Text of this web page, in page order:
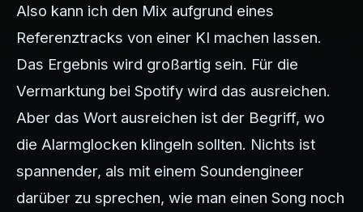
Also kann ich den Mix aufgrund eines
Referenztracks von einer KI machen lassen.
Das Ergebnis wird großartig sein. Für die
Vermarktung bei Spotify wird das ausreichen.
Aber das Wort ausreichen ist der Begriff, wo
die Alarmglocken klingeln sollten. Nichts ist
spannender, als mit einem Soundengineer
darüber zu sprechen, wie man einen Song noch